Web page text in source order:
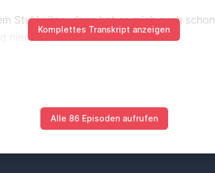
Komplettes Transkript anzeigen
Stuhl sitze, dann hat es mich auch schon
niedergebracht.
habe ich auch schon ein bisschen früher
Alle 86 Episoden aufrufen